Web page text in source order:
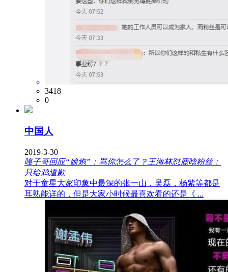
3418
0
中国人
2019-3-30
嘎子哥回应“娘炮”：骂你怎么了？王海林怼鹿晗粉丝：
只给鸡道歉
对于童星大家印象中最深的张一山，吴磊，杨紫等都是
耳熟能详的，但是大家小时候最喜欢看的还是《 ...